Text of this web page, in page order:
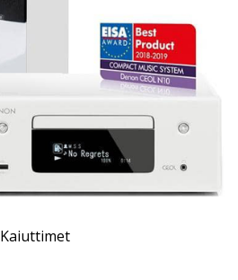
Kaiuttimet